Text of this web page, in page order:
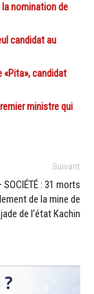
la nomination de
candidat au
«Pita», candidat
ministre qui
Suivant
SOCIÉTÉ : 31 morts
de la mine de
jade de l’état Kachin